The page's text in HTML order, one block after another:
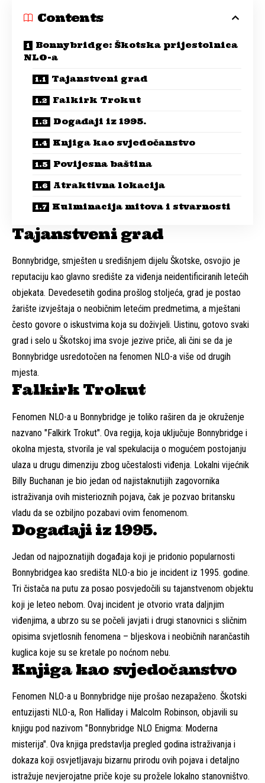
Contents
Bonnybridge: Škotska prijestolnica
NLO-a
Tajanstveni grad
Falkirk Trokut
Događaji iz 1995.
Knjiga kao svjedočanstvo
Povijesna baština
Atraktivna lokacija
Kulminacija mitova i stvarnosti
Tajanstveni grad
Bonnybridge, smješten u središnjem dijelu Škotske, osvojio je
reputaciju kao glavno središte za viđenja neidentificiranih letećih
objekata. Devedesetih godina prošlog stoljeća, grad je postao
žarište izvještaja o neobičnim letećim predmetima, a mještani
često govore o iskustvima koja su doživjeli. Uistinu, gotovo svaki
grad i selo u Škotskoj ima svoje jezive priče, ali čini se da je
Bonnybridge usredotočen na fenomen NLO-a više od drugih
mjesta.
Falkirk Trokut
Fenomen NLO-a u Bonnybridge je toliko raširen da je okruženje
nazvano "Falkirk Trokut". Ova regija, koja uključuje Bonnybridge i
okolna mjesta, stvorila je val spekulacija o mogućem postojanju
ulaza u drugu dimenziju zbog učestalosti viđenja. Lokalni vijećnik
Billy Buchanan je bio jedan od najistaknutijih zagovornika
istraživanja ovih misterioznih pojava, čak je pozvao britansku
vladu da se ozbiljno pozabavi ovim fenomenom.
Događaji iz 1995.
Jedan od najpoznatijih događaja koji je pridonio popularnosti
Bonnybridgea kao središta NLO-a bio je incident iz 1995. godine.
Tri čistača na putu za posao posvjedočili su tajanstvenom objektu
koji je leteo nebom. Ovaj incident je otvorio vrata daljnjim
viđenjima, a ubrzo su se počeli javjati i drugi stanovnici s sličnim
opisima svjetlosnih fenomena – bljeskova i neobičnih narančastih
kuglica koje su se kretale po noćnom nebu.
Knjiga kao svjedočanstvo
Fenomen NLO-a u Bonnybridge nije prošao nezapaženo. Škotski
entuzijasti NLO-a, Ron Halliday i Malcolm Robinson, objavili su
knjigu pod nazivom "Bonnybridge NLO Enigma: Moderna
misterija". Ova knjiga predstavlja pregled godina istraživanja i
dokaza koji osvjetljavaju bizarnu prirodu ovih pojava i detaljno
istražuje nevjerojatne priče koje su prožele lokalno stanovništvo.